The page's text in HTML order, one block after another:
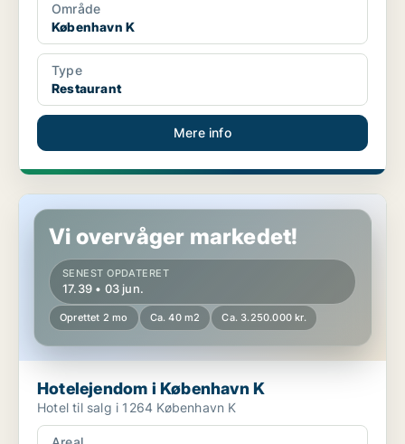
Område
København K
Type
Restaurant
Mere info
Hotelejendom i København K
Vi overvåger markedet!
SENEST OPDATERET
17.39 • 03 jun.
Oprettet 2 mo Ca. 40 m2 Ca. 3.250.000 kr.
Hotelejendom i København K
Hotel til salg i 1264 København K